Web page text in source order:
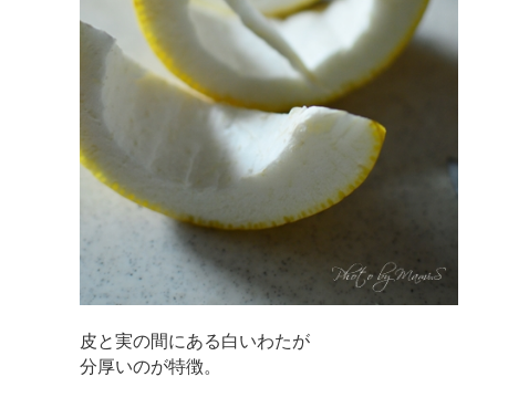
皮と実の間にある白いわたが
分厚いのが特徴。